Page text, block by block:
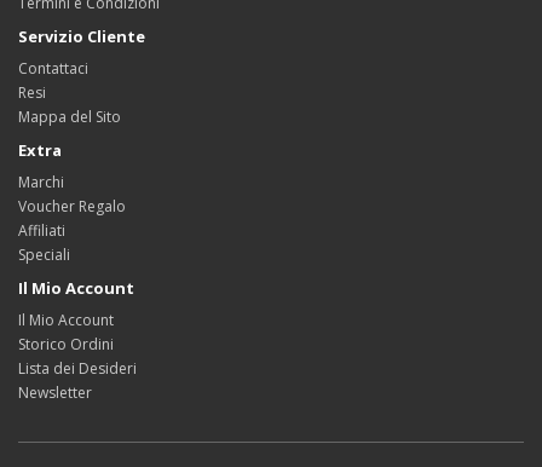
Servizio Cliente
Contattaci
Resi
Mappa del Sito
Extra
Marchi
Voucher Regalo
Affiliati
Speciali
Il Mio Account
Il Mio Account
Storico Ordini
Lista dei Desideri
Newsletter